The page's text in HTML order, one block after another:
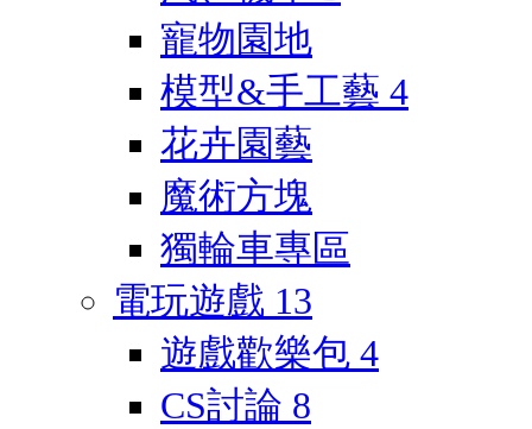
寵物園地
模型&手工藝 4
花卉園藝
魔術方塊
獨輪車專區
電玩遊戲 13
遊戲歡樂包 4
CS討論 8